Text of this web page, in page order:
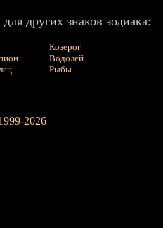
других знаков зодиака:
Козерог
Водолей
Рыбы
2026